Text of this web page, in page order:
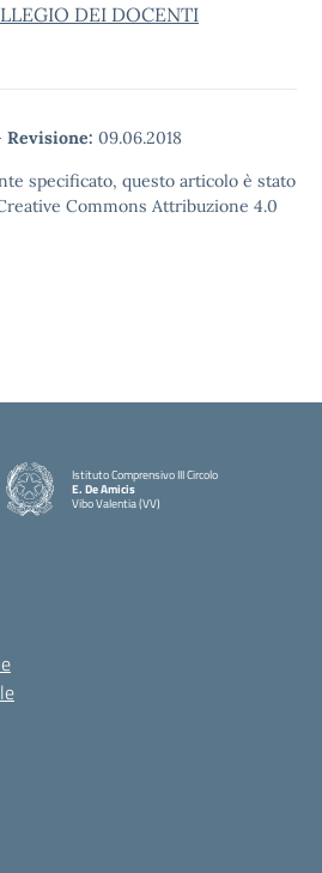
DEI DOCENTI
Revisione: 09.06.2018
specificato, questo articolo è stato
Commons Attribuzione 4.0
Istituto Comprensivo III Circolo
E. De Amicis
Vibo Valentia (VV)